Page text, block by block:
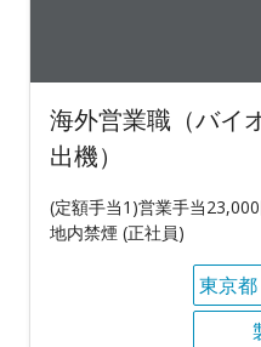
海外営業職（バイ
出機）
(定額手当1)営業手当
地内禁煙 (正社員)
東京都